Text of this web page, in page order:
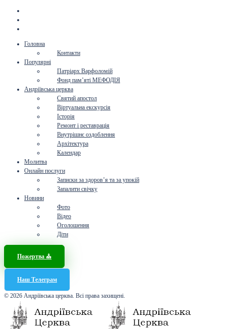
Головна
Контакти
Популярні
Патріарх Варфоломій
Фонд пам’яті МЕФОДІЯ
Андріївська церква
Святий апостол
Віртуальна екскурсія
Історія
Ремонт і реставрація
Внутрішнє оздоблення
Архітектура
Календар
Молитва
Онлайн послуги
Записки за здоров’я та за упокій
Запалити свічку
Новини
Фото
Відео
Оголошення
Діти
Пожертва ⛪️
Наш Телеграм
© 2026 Андріївська церква. Всі права захищені.